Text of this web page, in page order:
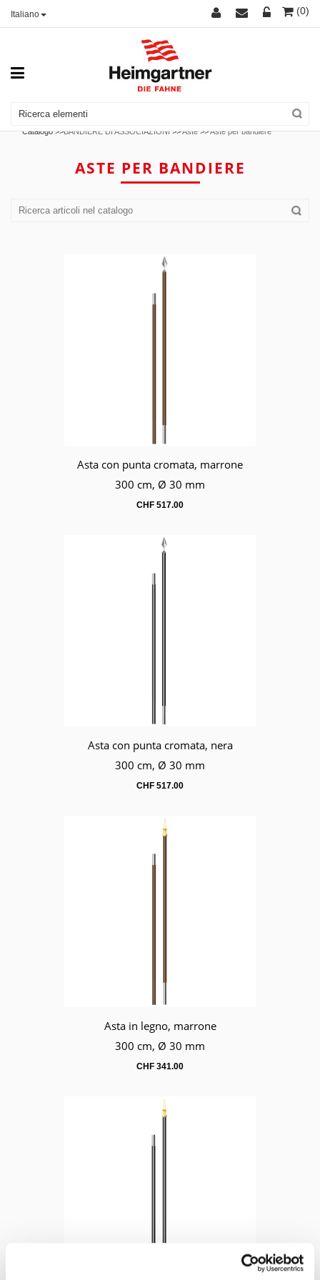
Italiano (0)
Catalogo >>BANDIERE DI ASSOCIAZIONI >>Aste >>Aste per bandiere
ASTE PER BANDIERE
Carrello
Asta con punta cromata, marrone
300 cm, Ø 30 mm
CHF 517.00
Carrello
Asta con punta cromata, nera
300 cm, Ø 30 mm
CHF 517.00
CarrelloAsta in legno, marrone
300 cm, Ø 30 mm
CHF 341.00